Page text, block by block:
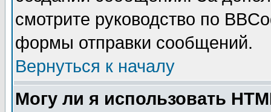
смотрите руководство по
формы отправки сообщений.
Вернуться к началу
Могу ли я использовать